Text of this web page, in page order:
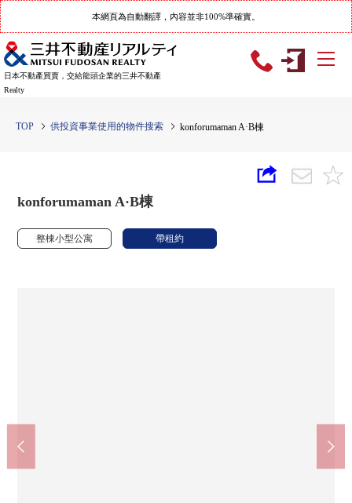
本網頁為自動翻譯，內容並非100%準確實。
日本不動產買賣，交給龍頭企業的三井不動產
Realty
TOP 供投資事業使用的物件搜索 konforumaman A·B棟
konforumaman A·B棟
整棟小型公寓 帶租約